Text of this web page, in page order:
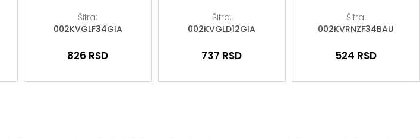
Šifra:
002KVGLF34GIA
826 RSD
Šifra:
002KVGLD12GIA
737 RSD
Šifra:
002KVRNZF34BAU
524 RSD